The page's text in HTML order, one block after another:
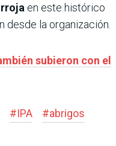
en este histórico
desde la organización.
subieron con el
#IPA #abrigos